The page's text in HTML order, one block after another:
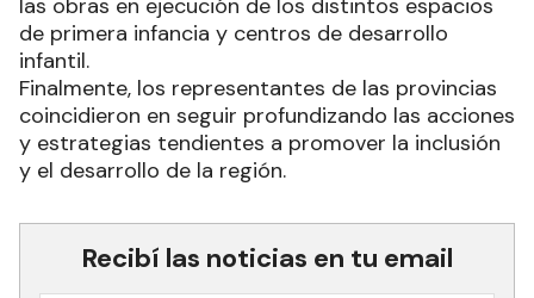
las obras en ejecución de los distintos espacios
de primera infancia y centros de desarrollo
infantil.
Finalmente, los representantes de las provincias
coincidieron en seguir profundizando las acciones
y estrategias tendientes a promover la inclusión
y el desarrollo de la región.
Recibí las noticias en tu email